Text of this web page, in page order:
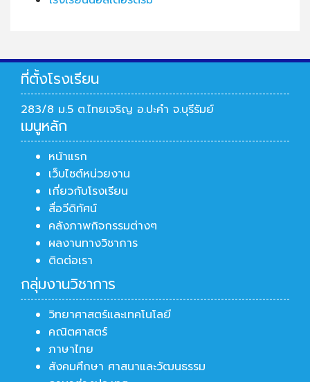
ที่ตั้งโรงเรียน
283/8 ม.5 ต.ไทยเจริญ อ.ปะคำ จ.บุรีรัมย์
เมนูหลัก
หน้าแรก
เว็บไซต์หน่วยงาน
เกี่ยวกับโรงเรียน
สื่อวีดิทัศน์
คลังภาพกิจกรรมต่างๆ
ผลงานทางวิชาการ
ติดต่อเรา
กลุ่มงานวิชาการ
วิทยาศาสตร์และเทคโนโลยี
คณิตศาสตร์
ภาษาไทย
สังคมศึกษา ศาสนาและวัฒนธรรม